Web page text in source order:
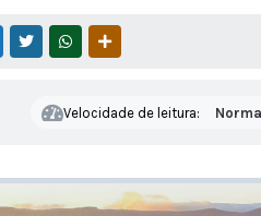
MESSENGER
TWITTERWHATSAPP
Velocidade de leitura: